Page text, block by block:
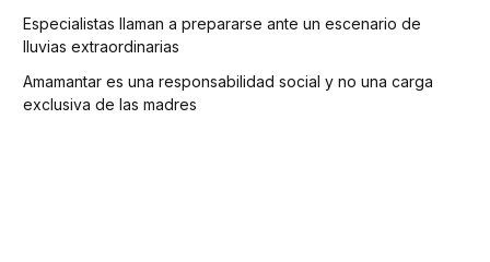
Especialistas llaman a prepararse ante un escenario de
lluvias extraordinarias
Amamantar es una responsabilidad social y no una carga
exclusiva de las madres